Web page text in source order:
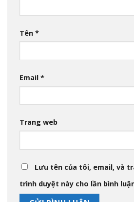
Tên *
Email *
Trang web
Lưu tên của tôi, email, và
trình duyệt này cho lần bình